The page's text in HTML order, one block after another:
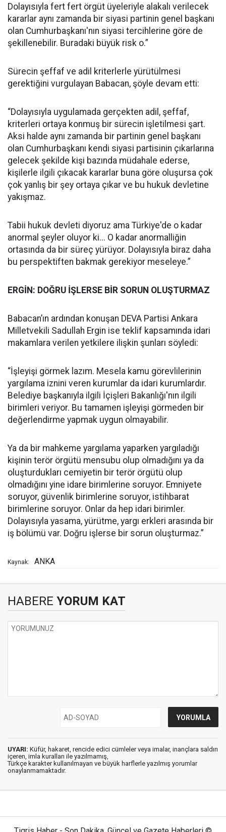
Dolayısıyla fert fert örgüt üyeleriyle alakalı verilecek
kararlar aynı zamanda bir siyasi partinin genel başkanı
olan Cumhurbaşkanı'nın siyasi tercihlerine göre de
şekillenebilir. Buradaki büyük risk o.”
Sürecin şeffaf ve adil kriterlerle yürütülmesi
gerektiğini vurgulayan Babacan, şöyle devam etti:
“Dolayısıyla uygulamada gerçekten adil, şeffaf,
kriterleri ortaya konmuş bir sürecin işletilmesi şart.
Aksi halde aynı zamanda bir partinin genel başkanı
olan Cumhurbaşkanı kendi siyasi partisinin çıkarlarına
gelecek şekilde kişi bazında müdahale ederse,
kişilerle ilgili çıkacak kararlar buna göre oluşursa çok
çok yanlış bir şey ortaya çıkar ve bu hukuk devletine
yakışmaz.
Tabii hukuk devleti diyoruz ama Türkiye'de o kadar
anormal şeyler oluyor ki... O kadar anormalliğin
ortasında da bir süreç yürüyor. Dolayısıyla biraz daha
bu perspektiften bakmak gerekiyor meseleye.”
ERGİN: DOĞRU İŞLERSE BİR SORUN OLUŞTURMAZ
Babacan’ın ardından konuşan DEVA Partisi Ankara
Milletvekili Sadullah Ergin ise teklif kapsamında idari
makamlara verilen yetkilere ilişkin şunları söyledi:
“İşleyişi görmek lazım. Mesela kamu görevlilerinin
yargılama iznini veren kurumlar da idari kurumlardır.
Belediye başkanıyla ilgili İçişleri Bakanlığı'nın ilgili
birimleri veriyor. Bu tamamen işleyişi görmeden bir
değerlendirme yapmak uygun olmayabilir.
Ya da bir mahkeme yargılama yaparken yargıladığı
kişinin terör örgütü mensubu olup olmadığını ya da
oluşturdukları cemiyetin bir terör örgütü olup
olmadığını yine idare birimlerine soruyor. Emniyete
soruyor, güvenlik birimlerine soruyor, istihbarat
birimlerine soruyor. Onlar da hep idari birimler.
Dolayısıyla yasama, yürütme, yargı erkleri arasında bir
iş bölümü var. Doğru işlerse bir sorun oluşturmaz.”
Kaynak: ANKA
HABERE YORUM KAT
UYARI: Küfür, hakaret, rencide edici cümleler veya imalar, inançlara saldırı
içeren, imla kuralları ile yazılmamış,
Türkçe karakter kullanılmayan ve büyük harflerle yazılmış yorumlar
onaylanmamaktadır.